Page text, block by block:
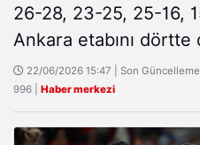
26-28, 23-25, 25-16,
Ankara etabını dörtte
22/06/2026 15:47 | Son
996 | Haber merkezi